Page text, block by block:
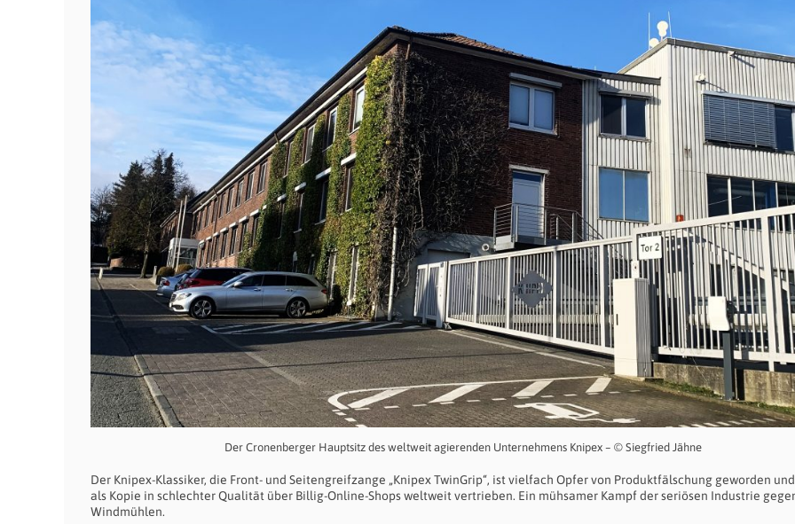
Der Cronenberger Hauptsitz des weltweit agierenden Unternehmens Knipex – © Siegfried Jähne
Der Knipex-Klassiker, die Front- und Seitengreifzange „Knipex TwinGrip“, ist vielfach Opfer von Produktfälschung geworden
als Kopie in schlechter Qualität über Billig-Online-Shops weltweit vertrieben. Ein mühsamer Kampf der seriösen Industrie
Windmühlen.